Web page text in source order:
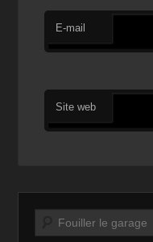
E-mail
Site web
Recherche